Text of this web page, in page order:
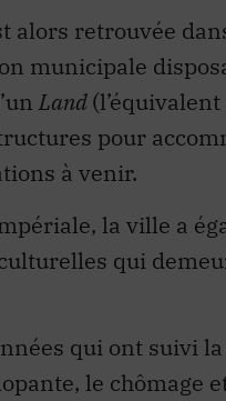
alors retrouvée
municipale
Land
pour
à venir.
la ville a
qui
qui ont suivi
le chômage